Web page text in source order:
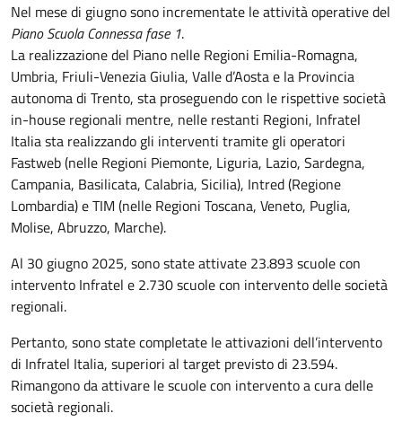
Nel mese di giugno sono incrementate le attività operative del
Piano Scuola Connessa fase 1.
La realizzazione del Piano nelle Regioni Emilia-Romagna,
Umbria, Friuli-Venezia Giulia, Valle d’Aosta e la Provincia
autonoma di Trento, sta proseguendo con le rispettive società
in-house regionali mentre, nelle restanti Regioni, Infratel
Italia sta realizzando gli interventi tramite gli operatori
Fastweb (nelle Regioni Piemonte, Liguria, Lazio, Sardegna,
Campania, Basilicata, Calabria, Sicilia), Intred (Regione
Lombardia) e TIM (nelle Regioni Toscana, Veneto, Puglia,
Molise, Abruzzo, Marche).
Al 30 giugno 2025, sono state attivate 23.893 scuole con
intervento Infratel e 2.730 scuole con intervento delle società
regionali.
Pertanto, sono state completate le attivazioni dell’intervento
di Infratel Italia, superiori al target previsto di 23.594.
Rimangono da attivare le scuole con intervento a cura delle
società regionali.